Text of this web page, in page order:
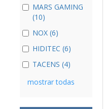
MARS GAMING
(10)
NOX (6)
HIDITEC (6)
TACENS (4)
mostrar todas